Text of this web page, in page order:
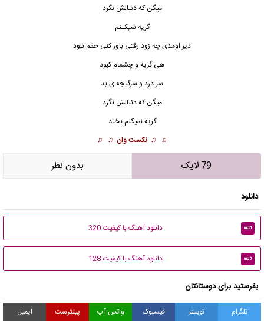
میگن که دنبالش نگرد
گریه نمیکـنم
دیر اومدیچه زود رفتی باور کنی حقم نبود
هی گریه و چشمام کبود
سر درد و سرگیجه ی بد
میگن که دنبالش نگرد
گریه نمیکنم بخند
♫ ♫ نکست وان ♫ ♫
79 لایک بدون نظر
دانلود
mp3 دانلود آهنگ با کیفیت 320
mp3 دانلود آهنگ با کیفیت 128
بفرستید برای دوستانتان
تلگرام توییتر فیسبوک واتس آپ پینترست ایمیل